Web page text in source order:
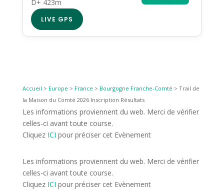
D+ 423m
LIVE GPS
Accueil > Europe > France > Bourgogne Franche-Comté > Trail de
la Maison du Comté 2026 Inscription Résultats
Les informations proviennent du web. Merci de vérifier
celles-ci avant toute course.
Cliquez ICI pour préciser cet Evènement
Les informations proviennent du web. Merci de vérifier
celles-ci avant toute course.
Cliquez ICI pour préciser cet Evènement